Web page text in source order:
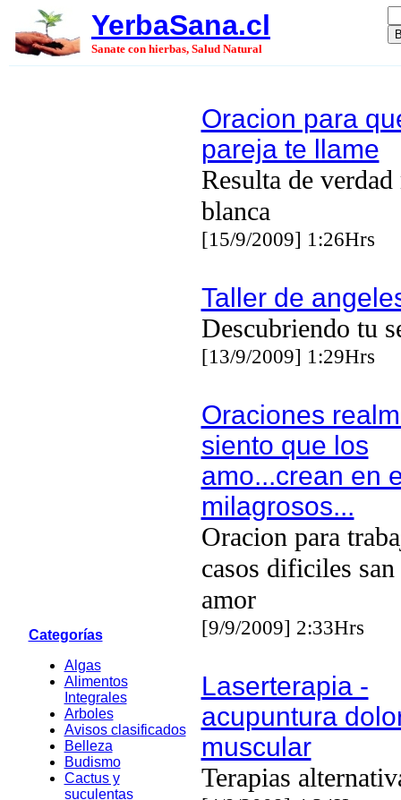
YerbaSana.cl
Sanate con hierbas, Salud Natural
Categorías
Algas
Alimentos
Integrales
Arboles
Avisos clasificados
Belleza
Budismo
Cactus y
suculentas
Oracion para
pareja te llame
Resulta de verdad
blanca
[15/9/2009] 1:26Hrs
Taller de
Descubriendo tu
[13/9/2009] 1:29Hrs
Oraciones
siento que los
amo...crean en
milagrosos...
Oracion para
casos dificiles
amor
[9/9/2009] 2:33Hrs
Laserterapia -
acupuntura
muscular
Terapias